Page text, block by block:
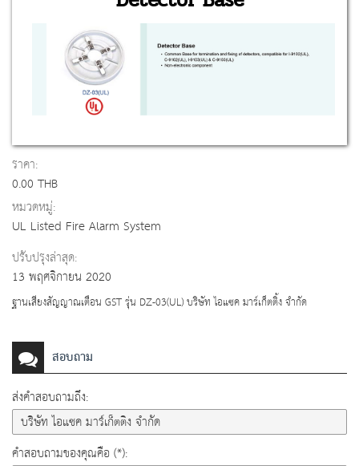
ราคา:
0.00 THB
หมวดหมู่:
UL Listed Fire Alarm System
ปรับปรุงล่าสุด:
13 พฤศจิกายน 2020
ฐานเสียงสัญญาณเตือน GST รุ่น DZ-03(UL) บริษัท ไอแซค มาร์เก็ตติ้ง จำกัด
สอบถาม
ส่งคำสอบถามถึง:
คำสอบถามของคุณคือ (*):